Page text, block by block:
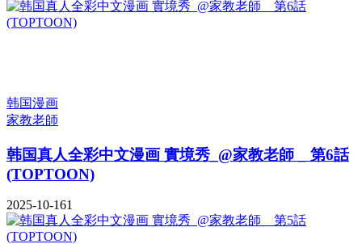
韩国漫画
家教老師
韩国真人全彩中文漫画 實境秀_@家教老師 _ 第6話
(TOPTOON)
2025-10-161